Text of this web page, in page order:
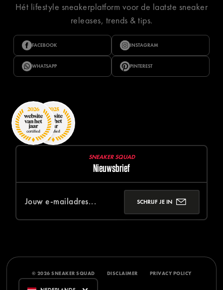
Hét lifestyle sneakerplatform voor de laatste sneaker
releases, trends & tips.
FACEBOOK INSTAGRAM
WHATSAPP PINTEREST
SNEAKER SQUAD
Nieuwsbrief
SCHRIJF JE IN
© 2026 SNEAKER SQUAD DISCLAIMER PRIVACY POLICY